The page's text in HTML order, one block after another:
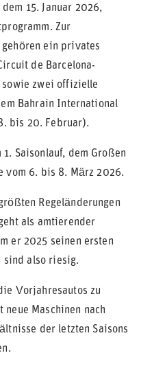
15. Januar 2026,
Zur
ein privates
de Barcelona-
sowie zwei offizielle
Bahrain International
bis 20. Februar).
Saisonlauf, dem Großen
vom 6. bis 8. März 2026.
Regeländerungen
als amtierender
er 2025 seinen ersten
sind also riesig.
Vorjahresautos zu
Maschinen nach
der letzten Saisons